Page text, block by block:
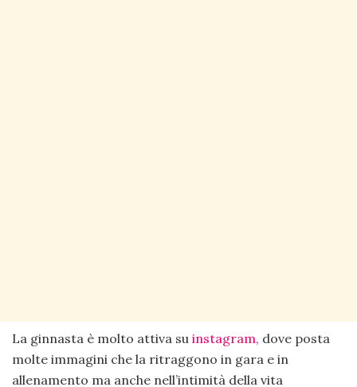
La ginnasta è molto attiva su instagram, dove posta
molte immagini che la ritraggono in gara e in
allenamento ma anche nell’intimità della vita